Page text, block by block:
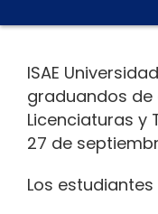
ISAE
graduandos de
Licenciaturas y
27 de
Los